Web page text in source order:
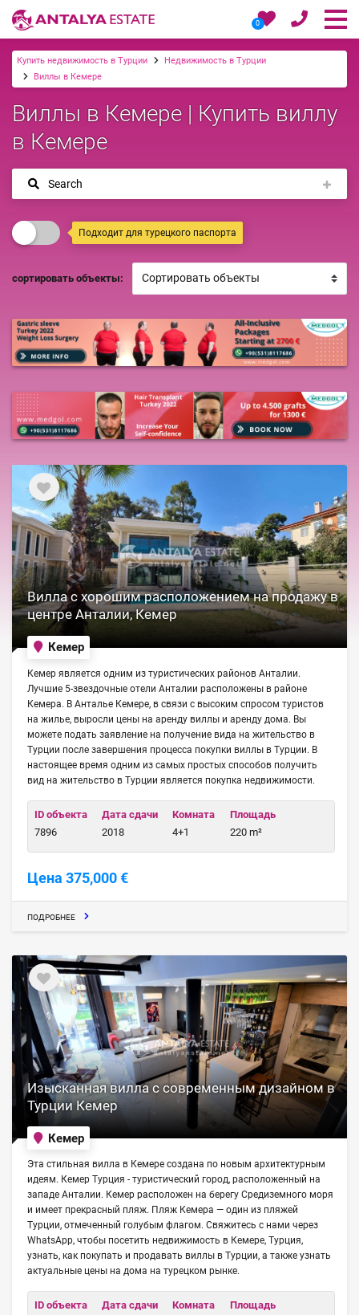
0
Купить недвижимость в Турции
Недвижимость в Турции
Виллы в Кемере
Виллы в Кемере | Купить виллу
в Кемере
Search
Подходит для турецкого паспорта
сортировать объекты:
Вилла с хорошим расположением на продажу в
центре Анталии, Кемер
Кемер
Кемер является одним из туристических районов Анталии.
Лучшие 5-звездочные отели Анталии расположены в районе
Кемера. В Анталье Кемере, в связи с высоким спросом туристов
на жилье, выросли цены на аренду виллы и аренду дома. Вы
можете подать заявление на получение вида на жительство в
Турции после завершения процесса покупки виллы в Турции. В
настоящее время одним из самых простых способов получить
вид на жительство в Турции является покупка недвижимости.
ID объекта
7896
Дата сдачи
2018
Комната
4+1
Площадь
220 m²
Цена 375,000 €
ПОДРОБНЕЕ
Изысканная вилла с современным дизайном в
Турции Кемер
Кемер
Эта стильная вилла в Кемере создана по новым архитектурным
идеям. Кемер Турция - туристический город, расположенный на
западе Анталии. Кемер расположен на берегу Средиземного моря
и имеет прекрасный пляж. Пляж Кемера — один из пляжей
Турции, отмеченный голубым флагом. Свяжитесь с нами через
WhatsApp, чтобы посетить недвижимость в Кемере, Турция,
узнать, как покупать и продавать виллы в Турции, а также узнать
актуальные цены на дома на турецком рынке.
ID объекта
Дата сдачи
Комната
Площадь